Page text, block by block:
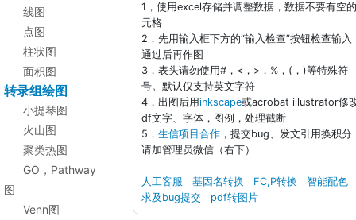
线图
点图
柱状图
面积图
转录组绘图
小提琴图
火山图
聚类热图
GO，Pathway
图
Venn图
1，使用excel存储并调整数据，数据不要有空
元格
2，先用输入框下方的“输入检查”按钮检查输入
通过后再作图
3，表头请勿使用#，<，>，%，(，)等特殊符
号。默认仅支持英文字符
4，出图后用inkscape或acrobat illustrator修
df文字、字体，图例，处理截断
5， 生信项目合作 ，提交bug、发文引用换积分
请加管理员微信（右下）
人工客服 基因名转换 FC,P转换
智能配色
求及bug提交
pdf转图片